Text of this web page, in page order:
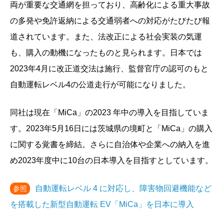
両が重要な交通網を担っており、高齢化による重大事故
の多発や免許返納による交通弱者への対応がたびたび報
道されています。また、法改正による社会実装の気運
も、購入の動機になったものと見られます。日本では
2023年4月に改正道交法は施行、監督官庁の認可のもと
自動運転レベル4の公道走行が可能になりました。
同社は現在「MiCa」の2023 年中の導入を目指していま
す。2023年5月16日には茨城県の境町と「MiCa」の購入
に関する覚書を締結。さらに自治体や企業への納入を進
め2023年度中に10台の日本導入を目指すとしています。
参照
自動運転レベル 4 に対応し、障害物回避機能など
を搭載した新型自動運転 EV「MiCa」を日本に導入